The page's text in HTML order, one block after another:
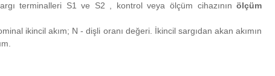
terminalleri S1 ve S2 , kontrol veya ölçüm cihazınınölçüm
ikincil akım; N - dişli oranı değeri. İkincil sargıdan akan akımın